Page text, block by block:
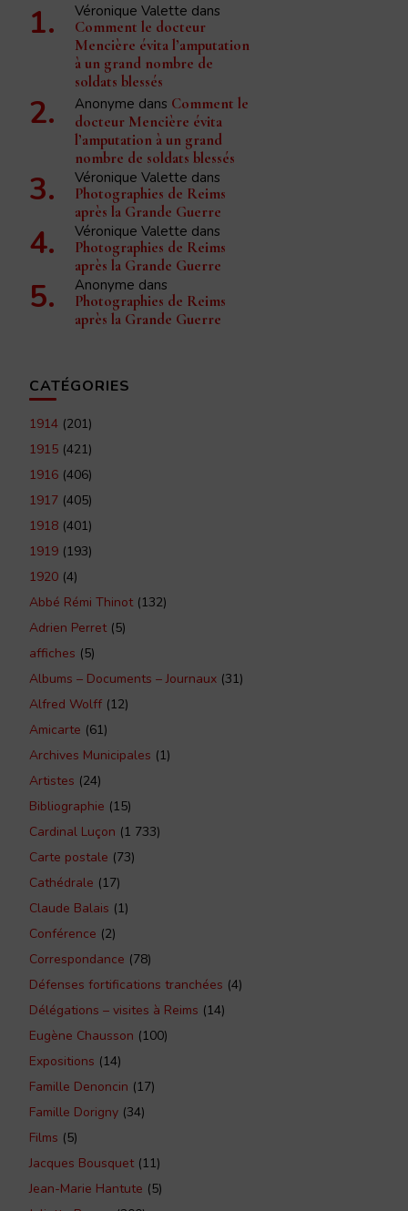
Véronique Valette dans
Comment le docteur
Mencière évita l’amputation
à un grand nombre de
soldats blessés
Anonyme dans Comment le
docteur Mencière évita
l’amputation à un grand
nombre de soldats blessés
Véronique Valette dans
Photographies de Reims
après la Grande Guerre
Véronique Valette dans
Photographies de Reims
après la Grande Guerre
Anonyme dans
Photographies de Reims
après la Grande Guerre
CATÉGORIES
1914 (201)
1915 (421)
1916 (406)
1917 (405)
1918 (401)
1919 (193)
1920 (4)
Abbé Rémi Thinot(132)
Adrien Perret(5)
affiches (5)
Albums – Documents – Journaux (31)
Alfred Wolff (12)
Amicarte (61)
Archives Municipales (1)
Artistes (24)
Bibliographie (15)
Cardinal Luçon (1 733)
Carte postale (73)
Cathédrale (17)
Claude Balais (1)
Conférence (2)
Correspondance (78)
Défenses fortifications tranchées (4)
Délégations – visites à Reims (14)
Eugène Chausson (100)
Expositions (14)
Famille Denoncin (17)
Famille Dorigny (34)
Films (5)
Jacques Bousquet(11)
Jean-Marie Hantute (5)